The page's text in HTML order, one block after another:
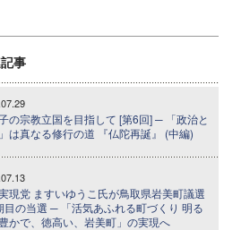
事
の宗教立国を目指して [第6回] ─ 「政治と
は真なる修行の道 『仏陀再誕』 (中編)
現党 ますいゆうこ氏が鳥取県岩美町議選
目の当選 ─ 「活気あふれる町づくり 明る
かで、徳高い、岩美町」の実現へ